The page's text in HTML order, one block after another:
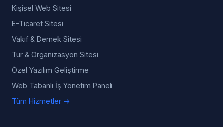
Kişisel Web Sitesi
E-Ticaret Sitesi
Vakıf & Dernek Sitesi
Tur & Organizasyon Sitesi
Özel Yazılım Geliştirme
Web Tabanlı İş Yönetim Paneli
Tüm Hizmetler →